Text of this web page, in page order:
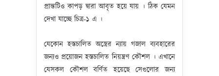
প্রান্তটিও কাপড় দ্বারা আবৃত হয়ে যায় । ঠিক যেমন
দেখা যাচ্ছে চিত্র-১ এ ।
যেকোন হস্তচালিত অস্ত্রের ন্যায় গজাল ব্যবহারের
জন্যও প্রয়োজন হস্তচালিত নিয়ন্ত্রণ কৌশল । এখানে
যেসকল কৌশল বর্ণিত হয়েছে সেগুলোর জন্য